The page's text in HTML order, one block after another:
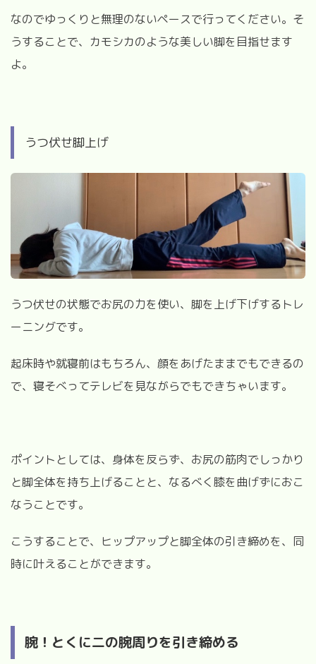
なのでゆっくりと無理のないペースで行ってください。そ
うすることで、カモシカのような美しい脚を目指せます
よ。
うつ伏せ脚上げ
うつ伏せの状態でお尻の力を使い、脚を上げ下げするトレ
ーニングです。
起床時や就寝前はもちろん、顔をあげたままでもできるの
で、寝そべってテレビを見ながらでもできちゃいます。
ポイントとしては、身体を反らず、お尻の筋肉でしっかり
と脚全体を持ち上げることと、なるべく膝を曲げずにおこ
なうことです。
こうすることで、ヒップアップと脚全体の引き締めを、同
時に叶えることができます。
腕！とくに二の腕周りを引き締める